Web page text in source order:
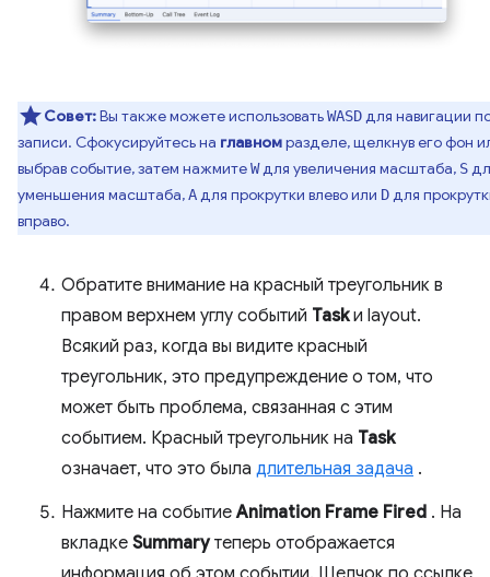
Совет:Вы также можете использоватьWASDдля навигации
записи. Сфокусируйтесь на главномразделе, щелкнув его фон
выбрав событие, затем нажмитеWдля увеличения масштаба, S
уменьшения масштаба,Aдля прокрутки влево или Dдля
вправо.
Обратите внимание на красный треугольник в
правом верхнем углу событий Taskи layout.
Всякий раз, когда вы видите красный
треугольник, это предупреждение о том, что
может быть проблема, связанная с этим
событием. Красный треугольник на Task
означает, что это была длительная задача .
Нажмите на событиеAnimation Frame Fired . На
вкладке Summaryтеперь отображается